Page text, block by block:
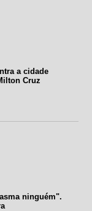
a cidade
Cruz
ninguém".